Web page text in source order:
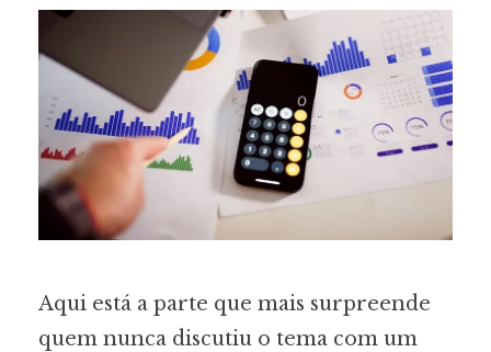
Aqui está a parte que mais surpreende
quem nunca discutiu o tema com um